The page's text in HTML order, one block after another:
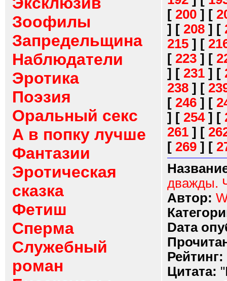
Зоофилы
Запредельщина
Наблюдатели
Эротика
Поэзия
Оральный секс
А в попку лучше
Фантазии
Эротическая
сказка
Фетиш
Сперма
Служебный
роман
[ 200 ] [
] [ 208 ] [
215 ] [
[ 223 ] [
] [ 231 ] [
238 ] [
[ 246 ] [
] [ 254] [
261 ] [
[ 269 ] [
дважды.
Автор:
Dата
Рейтинг:
Цитата: